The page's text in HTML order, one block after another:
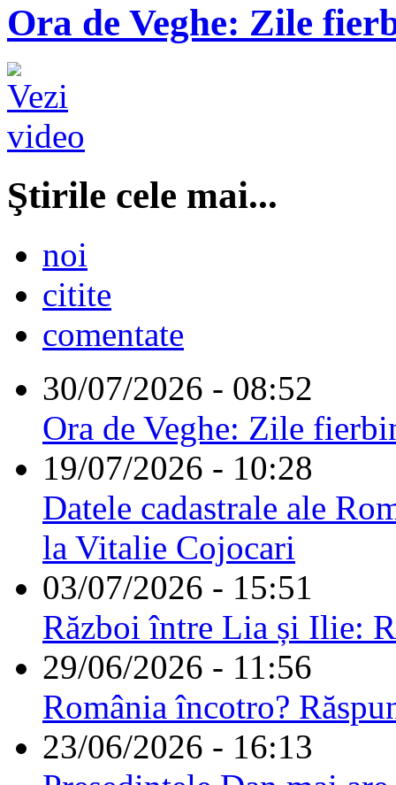
Ora de Veghe: Zile
Ştirile cele mai...
noi
citite
comentate
30/07/2026 - 08:52
Ora de Veghe: Zile
19/07/2026 - 10:28
Datele cadastrale ale
la Vitalie Cojocari
03/07/2026 - 15:51
Război între Lia și Ilie:
29/06/2026 - 11:56
România încotro?
23/06/2026 - 16:13